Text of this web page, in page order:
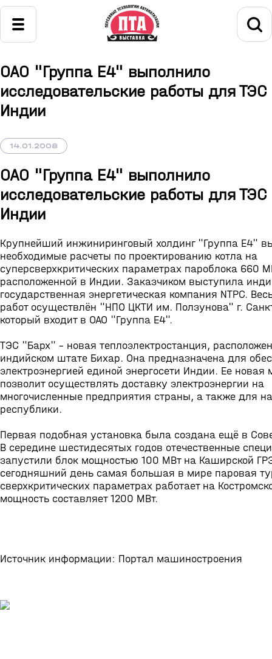
ОАО "Группа Е4" выполнило
исследовательские работы для
Индии
14.01.2008
ОАО "Группа Е4" выполнило
исследовательские работы для
Индии
Крупнейший инжиниринговый холдинг "Группа Е4"
необходимые расчеты по проектированию котла на
суперсверхкритических параметрах пароблока 660
расположенной в Индии. Заказчиком выступила
государственная энергетическая компания NTPC.
работ осуществлён "НПО ЦКТИ им. Ползунова" г.
который входит в ОАО "Группа Е4".
ТЭС "Барх" - новая теплоэлектростанция,
индийском штате Бихар. Она предназначена для
электроэнергией единой энергосети Индии. Ее новая
позволит осуществлять доставку электроэнергии на
многочисленные предприятия страны, а также для
республики.
Первая подобная установка была создана ещё в
В середине шестидесятых годов отечественные
запустили блок мощностью 100 МВт на Каширской
сегодняшний день самая большая в мире паровая
сверхкритических параметрах работает на
мощность составляет 1200 МВт.
Источник информации: Портал машиностроения